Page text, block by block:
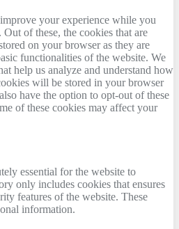
your experience while you
of these, the cookies that are
on your browser as they are
functionalities of the website. We
help us analyze and understand how
will be stored in your browser
have the option to opt-out of these
of these cookies may affect your
essential for the website to
only includes cookies that ensures
features of the website. These
information.